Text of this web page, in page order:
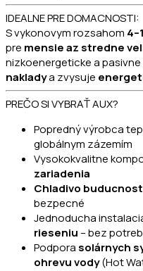
IDEALNE PRE DOMACNOSTI:
S vykonovym rozsahom
pre mensie az stredne
nizkoenergeticke a
nakladya zvysuje
PREČO SI VYBRAŤ AUX?
Popredný výrobca
globálnym zázemím
Vysokokvalitne
zariadenia
Chladivo
bezpecné
Jednoducha
rieseniu – bez
Podpora solárnych
ohrevu vody(Hot